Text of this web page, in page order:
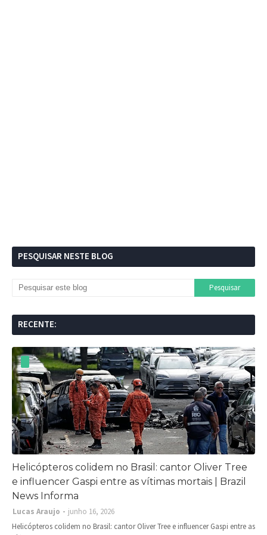
PESQUISAR NESTE BLOG
RECENTE:
Helicópteros colidem no Brasil: cantor Oliver Tree
e influencer Gaspi entre as vítimas mortais | Brazil
News Informa
Lucas Araujo
junho 16, 2026
Helicópteros colidem no Brasil: cantor Oliver Tree e influencer Gaspi entre as